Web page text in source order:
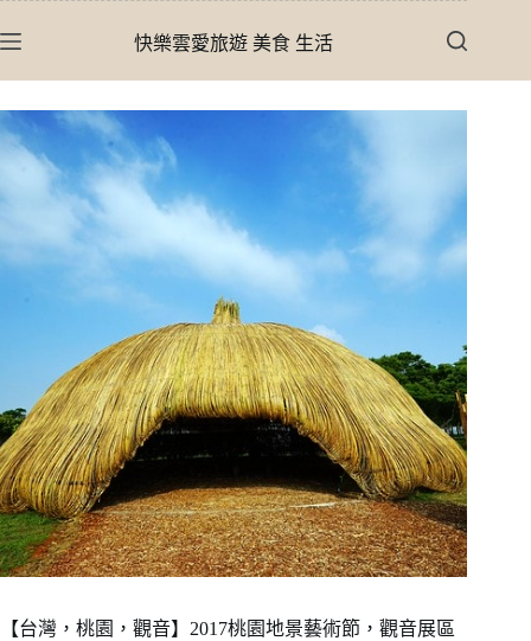
至
內
容
快樂雲愛旅遊 美食 生活
【台灣，桃園，觀音】2017桃園地景藝術節，觀音展區